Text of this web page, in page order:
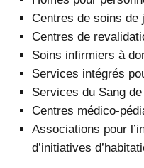
Centres de soins de
Centres de
Soins infirmiers à
Services intégrés
Services du Sang
Centres médico-
Associations pour
d’initiatives